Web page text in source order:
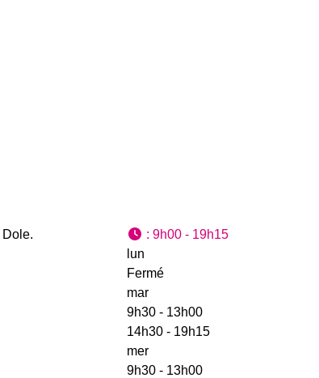
Dole. : 9h00 - 19h15
lun
Fermé
mar
9h30 - 13h00
14h30 - 19h15
mer
9h30 - 13h00